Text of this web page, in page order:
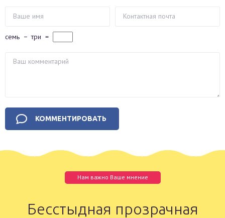
семь − три =
Нам важно Ваше мнение
Бесстыдная прозрачная